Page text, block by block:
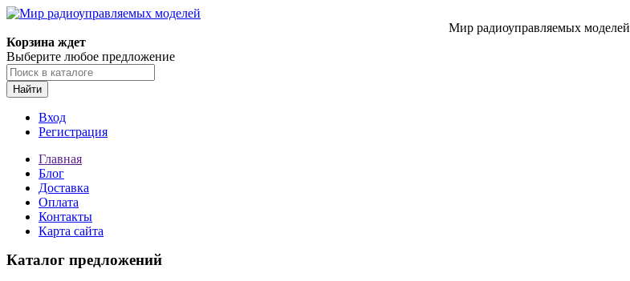
Мир радиоуправляемых моделей
Корзина ждет
Выберите любое предложение
Найти
Вход
Регистрация
Главная
Блог
Доставка
Оплата
Контакты
Карта сайта
Каталог предложений